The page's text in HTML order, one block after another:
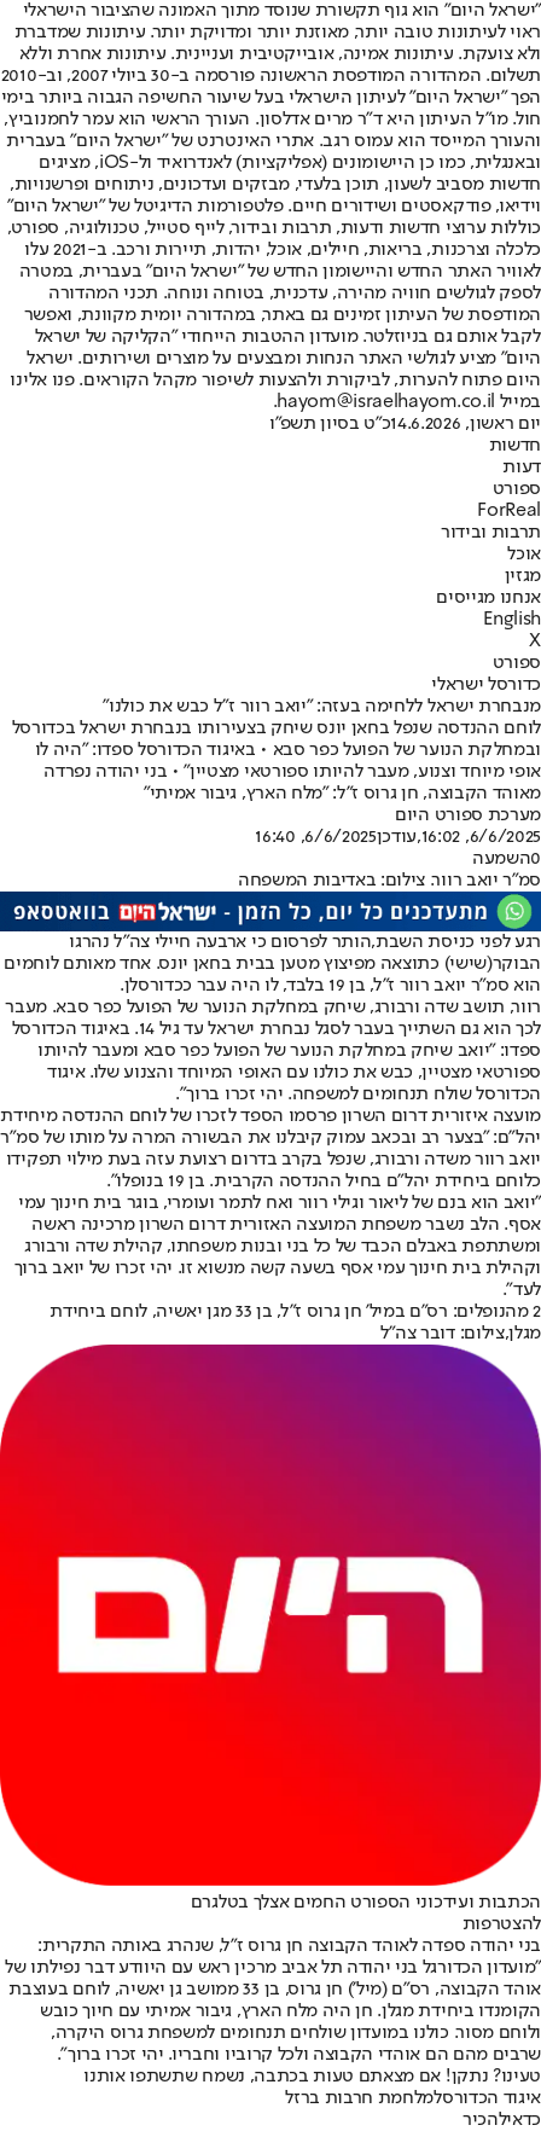
"ישראל היום" הוא גוף תקשורת שנוסד מתוך האמונה שהציבור הישראלי
ראוי לעיתונות טובה יותר, מאוזנת יותר ומדויקת יותר. עיתונות שמדברת
ולא צועקת. עיתונות אמינה, אובייקטיבית ועניינית. עיתונות אחרת וללא
תשלום. המהדורה המודפסת הראשונה פורסמה ב-30 ביולי 2007, וב-2010
הפך "ישראל היום" לעיתון הישראלי בעל שיעור החשיפה הגבוה ביותר בימי
חול. מו"ל העיתון היא ד"ר מרים אדלסון. העורך הראשי הוא עמר לחמנוביץ,
והעורך המייסד הוא עמוס רגב. אתרי האינטרנט של "ישראל היום" בעברית
ובאנגלית, כמו כן היישומונים (אפליקציות) לאנדרואיד ול-iOS, מציגים
חדשות מסביב לשעון, תוכן בלעדי, מבזקים ועדכונים, ניתוחים ופרשנויות,
וידיאו, פודקאסטים ושידורים חיים. פלטפורמות הדיגיטל של "ישראל היום"
כוללות ערוצי חדשות ודעות, תרבות ובידור, לייף סטייל, טכנולוגיה, ספורט,
כלכלה וצרכנות, בריאות, חיילים, אוכל, יהדות, תיירות ורכב. ב-2021 עלו
לאוויר האתר החדש והיישומון החדש של "ישראל היום" בעברית, במטרה
לספק לגולשים חוויה מהירה, עדכנית, בטוחה ונוחה. תכני המהדורה
המודפסת של העיתון זמינים גם באתר, במהדורה יומית מקוונת, ואפשר
לקבל אותם גם בניוזלטר. מועדון ההטבות הייחודי "הקליקה של ישראל
היום" מציע לגולשי האתר הנחות ומבצעים על מוצרים ושירותים. ישראל
היום פתוח להערות, לביקורת ולהצעות לשיפור מקהל הקוראים. פנו אלינו
במייל hayom@israelhayom.co.il.
יום ראשון, 14.6.2026
כ"ט בסיון תשפ"ו
חדשות
דעות
ספורט
ForReal
תרבות ובידור
אוכל
מגזין
אנחנו מגייסים
English
X
ספורט
כדורסל ישראלי
מנבחרת ישראל ללחימה בעזה: "יואב רוור ז"ל כבש את כולנו"
לוחם ההנדסה שנפל בחאן יונס שיחק בצעירותו בנבחרת ישראל בכדורסל
ובמחלקת הנוער של הפועל כפר סבא • באיגוד הכדורסל ספדו: "היה לו
אופי מיוחד וצנוע, מעבר להיותו ספורטאי מצטיין" • בני יהודה נפרדה
מאוהד הקבוצה, חן גרוס ז"ל: "מלח הארץ, גיבור אמיתי"
מערכת ספורט היום
6/6/2025, 16:02
,עודכן6/6/2025, 16:40
0השמעה
סמ״ר יואב רוור. צילום: באדיבות המשפחה
רגע לפני כניסת השבת,הותר לפרסום כי ארבעה חיילי צה"ל נהרגו
הבוקר(שישי) כתוצאה מפיצוץ מטען בבית בחאן יונס. אחד מאותם לוחמים
הוא סמ"ר יואב רוור ז"ל, בן 19 בלבד, לו היה עבר ככדורסלן.
רוור, תושב שדה ורבורג, שיחק במחלקת הנוער של הפועל כפר סבא. מעבר
לכך הוא גם השתייך בעבר לסגל נבחרת ישראל עד גיל 14. באיגוד הכדורסל
ספדו: "יואב שיחק במחלקת הנוער של הפועל כפר סבא ומעבר להיותו
ספורטאי מצטיין, כבש את כולנו עם האופי המיוחד והצנוע שלו. איגוד
הכדורסל שולח תנחומים למשפחה. יהי זכרו ברוך".
מועצה איזורית דרום השרון פרסמו הספד לזכרו של לוחם ההנדסה מיחידת
יהל"ם: "בצער רב ובכאב עמוק קיבלנו את הבשורה המרה על מותו של סמ״ר
יואב רוור משדה ורבורג, שנפל בקרב בדרום רצועת עזה בעת מילוי תפקידו
כלוחם ביחידת יהל״ם בחיל ההנדסה הקרבית. בן 19 בנופלו".
"יואב הוא בנם של ליאור וגילי רוור ואח לתמר ועומרי, בוגר בית חינוך עמי
אסף. הלב נשבר משפחת המועצה האזורית דרום השרון מרכינה ראשה
ומשתתפת באבלם הכבד של כל בני ובנות משפחתו, קהילת שדה ורבורג
וקהילת בית חינוך עמי אסף בשעה קשה מנשוא זו. יהי זכרו של יואב ברוך
לעד".
2 מהנופלים: רס"ם במיל' חן גרוס ז"ל, בן 33 מגן יאשיה, לוחם ביחידת
מגלן,צילום: דובר צה"ל
הכתבות ועידכוני הספורט החמים אצלך בטלגרם
להצטרפות
בני יהודה ספדה לאוהד הקבוצה חן גרוס ז"ל, שנהרג באותה התקרית:
"מועדון הכדורגל בני יהודה תל אביב מרכין ראש עם היוודע דבר נפילתו של
אוהד הקבוצה, רס”ם (מיל’) חן גרוס, בן 33 ממושב גן יאשיה, לוחם בעוצבת
הקומנדו ביחידת מגלן. חן היה מלח הארץ, גיבור אמיתי עם חיוך כובש
ולוחם מסור. כולנו במועדון שולחים תנחומים למשפחת גרוס היקרה,
שרבים מהם הם אוהדי הקבוצה ולכל קרוביו וחבריו. יהי זכרו ברוך".
טעינו? נתקן! אם מצאתם טעות בכתבה, נשמח שתשתפו אותנו
איגוד הכדורסלמלחמת חרבות ברזל
כדאילהכיר